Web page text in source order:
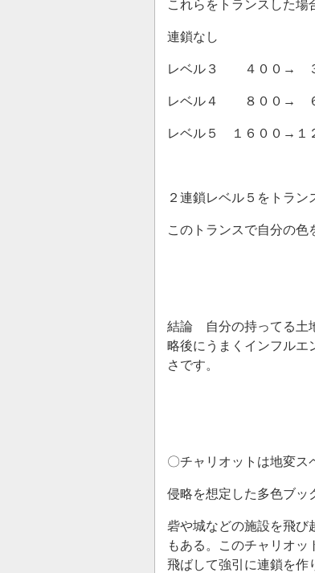
これらをトランスした場
連鎖なし
レベル３ ４００→
レベル４ ８００→
レベル５ １６００→
２連鎖レベル５をトラン
このトランスで自分の色
結論 自分の持ってる土
略後にうまくインフルエ
さです。
〇チャリオットは地変ス
侵略を想定した多色ブッ
砦や城などの施設を飛び
もある。このチャリオ
飛ばして強引に連鎖を作